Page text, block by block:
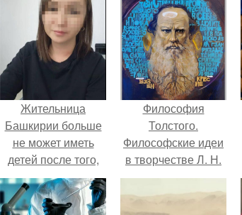
Жительница
Башкирии больше
не может иметь
детей после того,
как медики сделали
ей аборт на шестом
месяце
Философия
Толстого.
Философские идеи
в творчестве Л. Н.
Толстого.